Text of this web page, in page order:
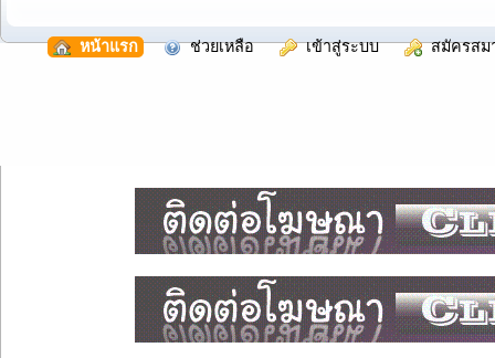
หน้าแรก ช่วยเหลือ เข้าสู่ระบบ สมัครสม